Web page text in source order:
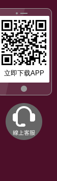
立即下载APP